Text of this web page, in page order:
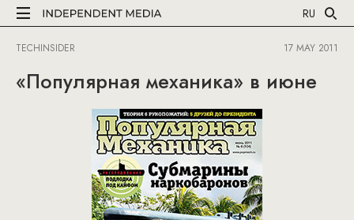
RU
TECHINSIDER 17 MAY 2011
«Популярная механика» в июне